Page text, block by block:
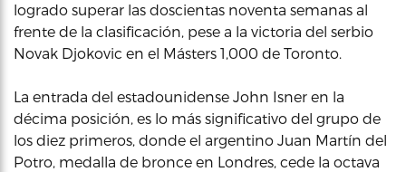
logrado superar las doscientas noventa semanas al
frente de la clasificación, pese a la victoria del serbio
Novak Djokovic en el Másters 1,000 de Toronto.
La entrada del estadounidense John Isner en la
décima posición, es lo más significativo del grupo de
los diez primeros, donde el argentino Juan Martín del
Potro, medalla de bronce en Londres, cede la octava